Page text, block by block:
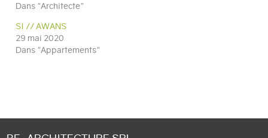
Dans "Architecte"
SI // AWANS
29 mai 2020
Dans "Appartements"